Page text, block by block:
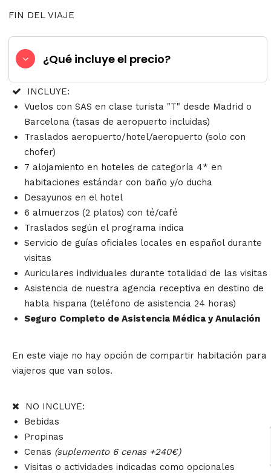
FIN DEL VIAJE
¿Qué incluye el precio?
INCLUYE:
Vuelos con SAS en clase turista "T" desde Madrid o
Barcelona (tasas de aeropuerto incluidas)
Traslados aeropuerto/hotel/aeropuerto (solo con
chofer)
7 alojamiento en hoteles de categoría 4* en
habitaciones estándar con baño y/o ducha
Desayunos en el hotel
6 almuerzos (2 platos) con té/café
Traslados según el programa indica
Servicio de guías oficiales locales en español durante
visitas
Auriculares individuales durante totalidad de las visitas
Asistencia de nuestra agencia receptiva en destino de
habla hispana (teléfono de asistencia 24 horas)
Seguro Completo de Asistencia Médica y Anulación
En este viaje no hay opción de compartir habitación para
viajeros que van solos.
NO INCLUYE:
Bebidas
Propinas
Cenas (suplemento 6 cenas +240€)
Visitas o actividades indicadas como opcionales